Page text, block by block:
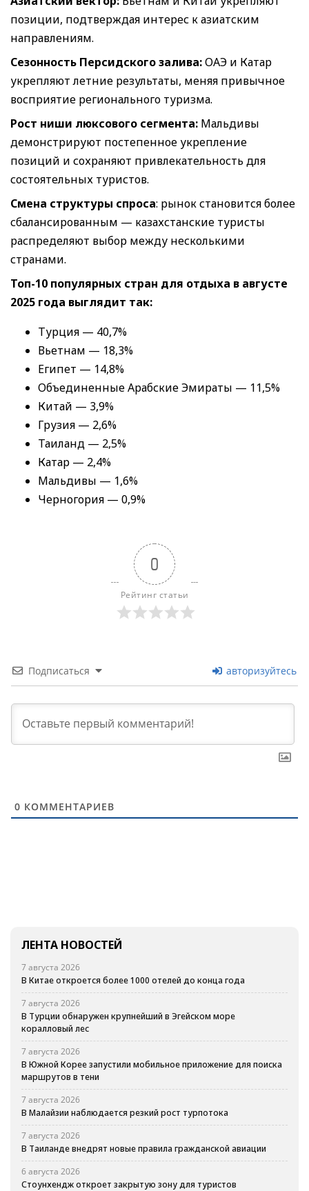
позиции, подтверждая интерес к азиатским
направлениям.
Сезонность Персидского залива:ОАЭ и Катар
укрепляют летние результаты, меняя привычное
восприятие регионального туризма.
Рост ниши люксового сегмента: Мальдивы
демонстрируют постепенное укрепление
позиций и сохраняют привлекательность для
состоятельных туристов.
Смена структуры спроса: рынок становится более
сбалансированным — казахстанские туристы
распределяют выбор между несколькими
странами.
Топ-10 популярных стран для отдыха в августе
2025 года выглядит так:
Турция — 40,7%
Вьетнам — 18,3%
Египет — 14,8%
Объединенные Арабские Эмираты — 11,5%
Китай — 3,9%
Грузия — 2,6%
Таиланд — 2,5%
Катар — 2,4%
Мальдивы — 1,6%
Черногория — 0,9%
0
Рейтинг статьи
Подписаться авторизуйтесь
0 КОММЕНТАРИЕВ
ЛЕНТА НОВОСТЕЙ
7 августа 2026
В Китае откроется более 1000 отелей до конца года
7 августа 2026
В Турции обнаружен крупнейший в Эгейском море
коралловый лес
7 августа 2026
В Южной Корее запустили мобильное приложение для поиска
маршрутов в тени
7 августа 2026
В Малайзии наблюдается резкий рост турпотока
7 августа 2026
В Таиланде внедрят новые правила гражданской авиации
6 августа 2026
Стоунхендж откроет закрытую зону для туристов